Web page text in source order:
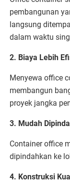
pembangunan
langsung
dalam waktu
2. Biaya Lebih
Menyewa office
membangun
proyek jangka
3. Mudah
Container office
dipindahkan ke
4. Konstruksi